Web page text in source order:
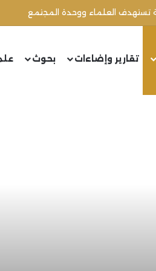
تستهدف العلماء ووحدة المجتمع
تقارير وإضاءات بحوث